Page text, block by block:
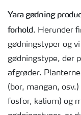
Yara gødning
forhold. Herunder
gødningstyper og
gødningstype, der
afgrøder.
(bor, mangan,
fosfor, kalium) og